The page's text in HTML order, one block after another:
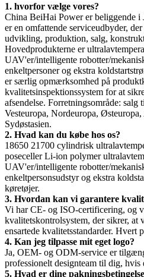
1. hvorfor vælge vores?
China BeiHai Power er beliggende
er en omfattende serviceudbyder,
udvikling, produktion, salg,
Hovedprodukterne er
UAV'er/intelligente robotter/
enkeltpersoner og ekstra
er særlig opmærksomhed på
kvalitetsinspektionssystem for at
afsendelse. Forretningsområde: salg
Vesteuropa, Nordeuropa,
Sydøstasien.
2. Hvad kan du købe hos os?
18650 21700 cylindrisk
poseceller Li-ion polymer
UAV'er/intelligente robotter/
enkeltpersonsudstyr og ekstra
køretøjer.
3. Hvordan kan vi garantere
Vi har CE- og ISO-certificering, og
kvalitetskontrolsystem, der sikrer, at
ensartede kvalitetsstandarder. Hvert
4. Kan jeg tilpasse mit eget logo?
Ja, OEM- og ODM-service er
professionelt designteam til dig, hvis
5. Hvad er dine